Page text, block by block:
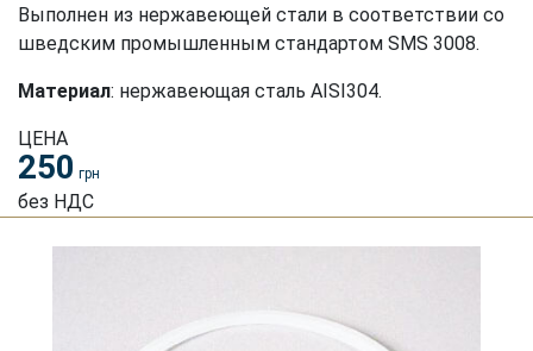
Выполнен из нержавеющей стали в соответствии со
шведским промышленным стандартом SMS 3008.
Материал: нержавеющая сталь AISI304.
ЦЕНА
250 грн
без НДС